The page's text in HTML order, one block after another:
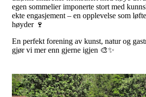
egen sommelier imponerte stort med
ekte engasjement – en opplevelse som
høyder 🍷
En perfekt forening av kunst, natur og
gjør vi mer enn gjerne igjen 🎨✨